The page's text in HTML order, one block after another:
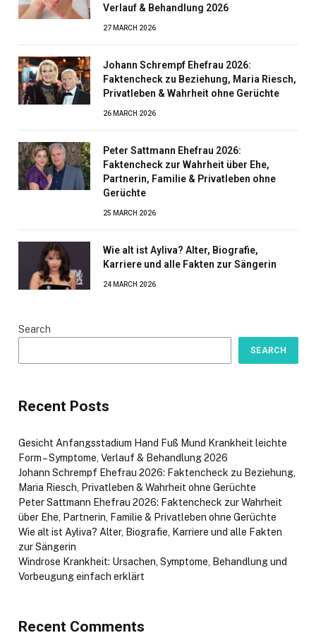
Verlauf & Behandlung 2026
27 MARCH 2026
Johann Schrempf Ehefrau 2026:
Faktencheck zu Beziehung, Maria Riesch,
Privatleben & Wahrheit ohne Gerüchte
26 MARCH 2026
Peter Sattmann Ehefrau 2026:
Faktencheck zur Wahrheit über Ehe,
Partnerin, Familie & Privatleben ohne
Gerüchte
25 MARCH 2026
Wie alt ist Ayliva? Alter, Biografie,
Karriere und alle Fakten zur Sängerin
24 MARCH 2026
Search
SEARCH
Recent Posts
Gesicht Anfangsstadium Hand Fuß Mund Krankheit leichte
Form – Symptome, Verlauf & Behandlung 2026
Johann Schrempf Ehefrau 2026: Faktencheck zu Beziehung,
Maria Riesch, Privatleben & Wahrheit ohne Gerüchte
Peter Sattmann Ehefrau 2026: Faktencheck zur Wahrheit
über Ehe, Partnerin, Familie & Privatleben ohne Gerüchte
Wie alt ist Ayliva? Alter, Biografie, Karriere und alle Fakten
zur Sängerin
Windrose Krankheit: Ursachen, Symptome, Behandlung und
Vorbeugung einfach erklärt
Recent Comments